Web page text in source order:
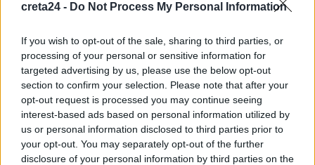
creta24 - Do Not Process My Personal Information
If you wish to opt-out of the sale, sharing to third parties, or
processing of your personal or sensitive information for
targeted advertising by us, please use the below opt-out
section to confirm your selection. Please note that after your
opt-out request is processed you may continue seeing
interest-based ads based on personal information utilized by
us or personal information disclosed to third parties prior to
your opt-out. You may separately opt-out of the further
disclosure of your personal information by third parties on the
Ισραήλ: «Καταστρέψαμε μυστική
πυρηνική εγκατάσταση κοντά στην
Τεχεράνη»
Μια μυστική πυρηνική εγκατάσταση στα περίχωρα της
Τεχεράνης, στο Ιράν, κατέστρεψε η ισραηλινή Πολεμική
Αεροπορία νωρίτερα σήμερα (03.03.2026), όπως…
Newsroom 3 Μαρτίου, 2026